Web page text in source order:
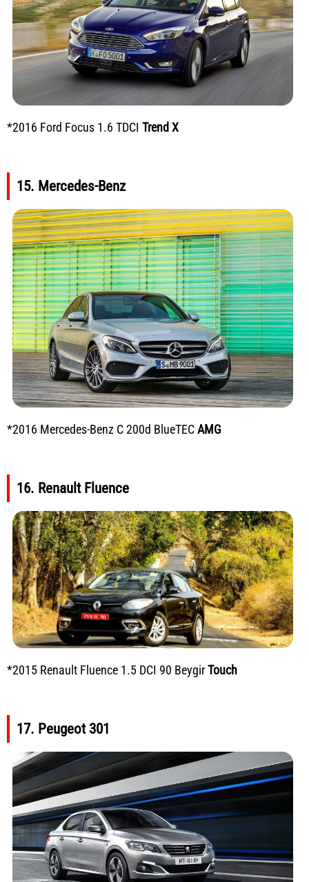
*2016 Ford Focus 1.6 TDCI Trend X
15. Mercedes-Benz
*2016 Mercedes-Benz C 200d BlueTECAMG
16. Renault Fluence
*2015 Renault Fluence 1.5 DCI 90 BeygirTouch
17. Peugeot 301